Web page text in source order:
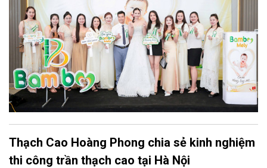
Thạch Cao Hoàng Phong chia sẻ kinh nghiệm
thi công trần thạch cao tại Hà Nội